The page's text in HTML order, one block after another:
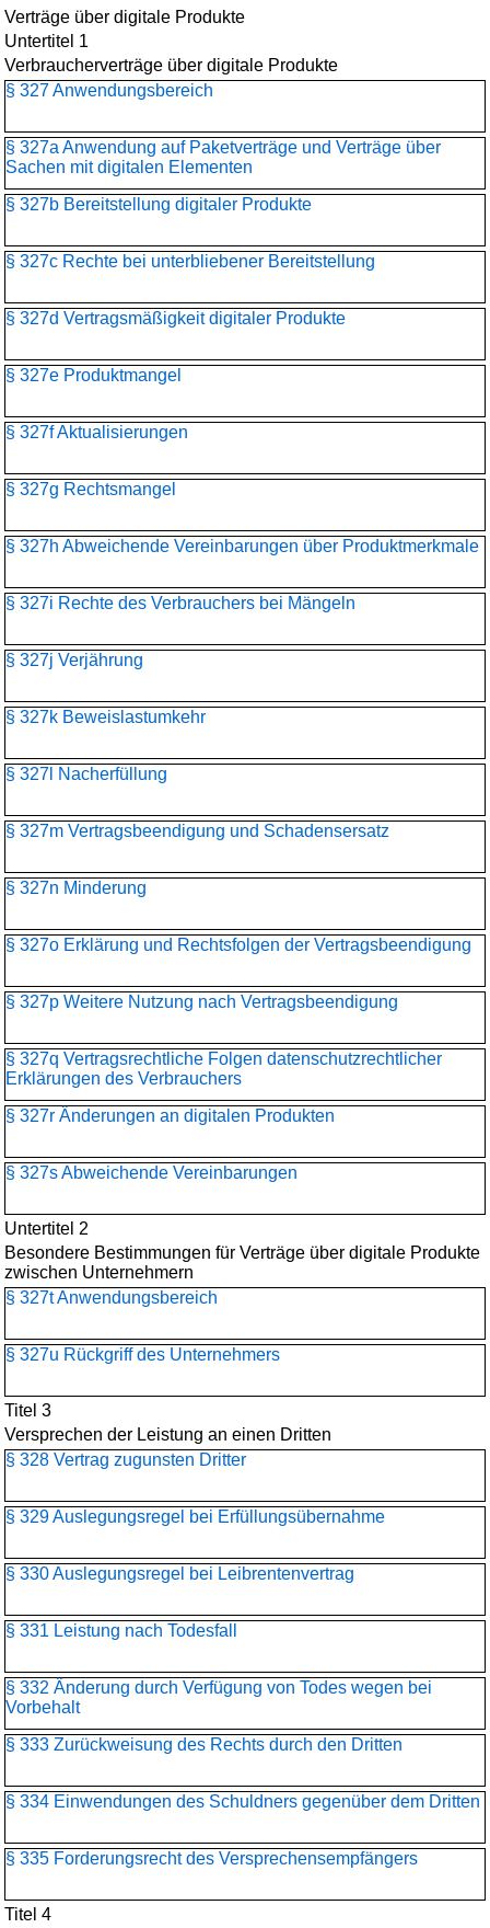
Verträge über digitale Produkte
Untertitel 1
Verbraucherverträge über digitale Produkte
§ 327 Anwendungsbereich
§ 327a Anwendung auf Paketverträge und Verträge über
Sachen mit digitalen Elementen
§ 327b Bereitstellung digitaler Produkte
§ 327c Rechte bei unterbliebener Bereitstellung
§ 327d Vertragsmäßigkeit digitaler Produkte
§ 327e Produktmangel
§ 327f Aktualisierungen
§ 327g Rechtsmangel
§ 327h Abweichende Vereinbarungen über Produktmerkmale
§ 327i Rechte des Verbrauchers bei Mängeln
§ 327j Verjährung
§ 327k Beweislastumkehr
§ 327l Nacherfüllung
§ 327m Vertragsbeendigung und Schadensersatz
§ 327n Minderung
§ 327o Erklärung und Rechtsfolgen der Vertragsbeendigung
§ 327p Weitere Nutzung nach Vertragsbeendigung
§ 327q Vertragsrechtliche Folgen datenschutzrechtlicher
Erklärungen des Verbrauchers
§ 327r Änderungen an digitalen Produkten
§ 327s Abweichende Vereinbarungen
Untertitel 2
Besondere Bestimmungen für Verträge über digitale Produkte
zwischen Unternehmern
§ 327t Anwendungsbereich
§ 327u Rückgriff des Unternehmers
Titel 3
Versprechen der Leistung an einen Dritten
§ 328 Vertrag zugunsten Dritter
§ 329 Auslegungsregel bei Erfüllungsübernahme
§ 330 Auslegungsregel bei Leibrentenvertrag
§ 331 Leistung nach Todesfall
§ 332 Änderung durch Verfügung von Todes wegen bei
Vorbehalt
§ 333 Zurückweisung des Rechts durch den Dritten
§ 334 Einwendungen des Schuldners gegenüber dem Dritten
§ 335 Forderungsrecht des Versprechensempfängers
Titel 4